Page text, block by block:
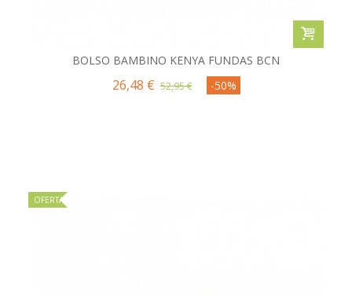
BOLSO BAMBINO KENYA FUNDAS BCN
26,48 € 52,95 € -50%
OFERTA